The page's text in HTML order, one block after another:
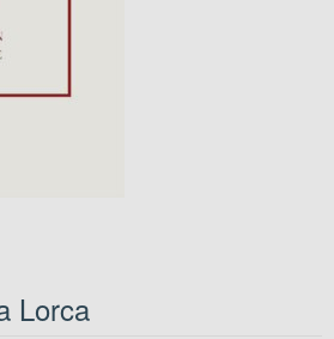
Lorca